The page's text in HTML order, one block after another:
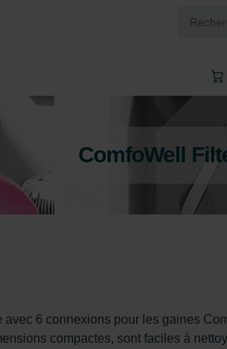
ComfoWell
6 connexions pour les gaines
compactes, sont faciles à